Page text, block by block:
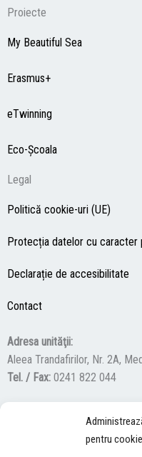
pentru
Proiecte
My Beautiful Sea
Erasmus+
eTwinning
Eco-Şcoala
Legal
Politică cookie-uri (UE)
Protecția datelor cu caracter
Declarație de accesibilitate
Contact
Adresa unităţii:
Aleea Trandafirilor, Nr. 2A,
Tel. / Fax: 0241 822 044
F
a